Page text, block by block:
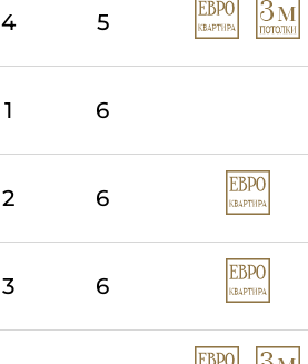
4 5
1 6
2 6
3 6